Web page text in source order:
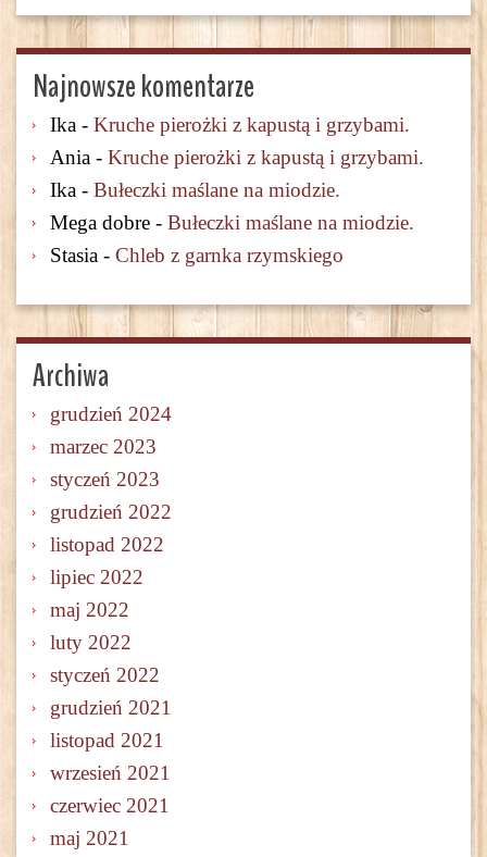
Najnowsze komentarze
Ika - Kruche pierożki z kapustą i grzybami.
Ania - Kruche pierożki z kapustą i grzybami.
Ika - Bułeczki maślane na miodzie.
Mega dobre - Bułeczki maślane na miodzie.
Stasia - Chleb z garnka rzymskiego
Archiwa
grudzień 2024
marzec 2023
styczeń 2023
grudzień 2022
listopad 2022
lipiec 2022
maj 2022
luty 2022
styczeń 2022
grudzień 2021
listopad 2021
wrzesień 2021
czerwiec 2021
maj 2021